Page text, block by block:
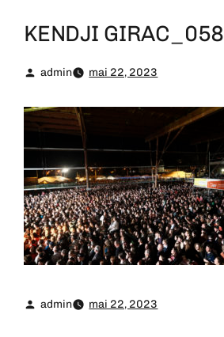
KENDJI GIRAC_058
admin mai 22, 2023
admin mai 22, 2023